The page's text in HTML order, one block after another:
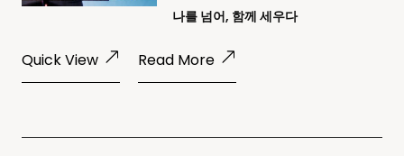
나를 넘어, 함께 세우다
Quick View Read More